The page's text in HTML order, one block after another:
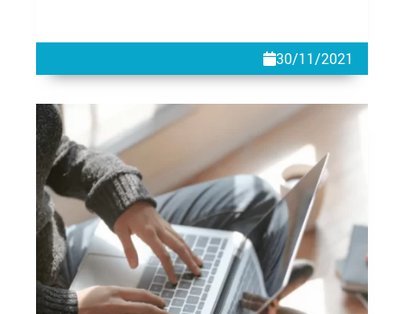
30/11/2021